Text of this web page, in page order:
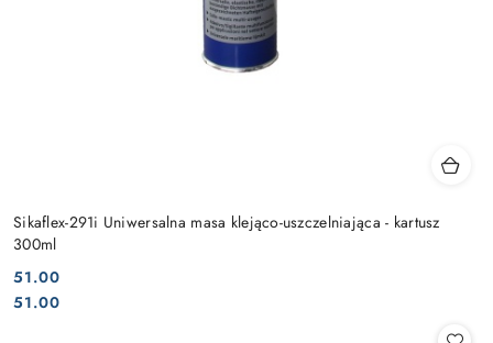
Sikaflex-291i Uniwersalna masa klejąco-uszczelniająca - kartusz
300ml
Cena:
51.00
Cena:
51.00